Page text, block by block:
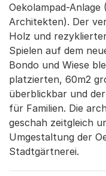
Oekolampad-
Architekten). Der
Holz und
Spielen auf dem
Bondo und Wiese
platzierten, 60m2
überblickbar und
für Familien. Die
geschah zeitgleich
Umgestaltung der
Stadtgärtnerei.